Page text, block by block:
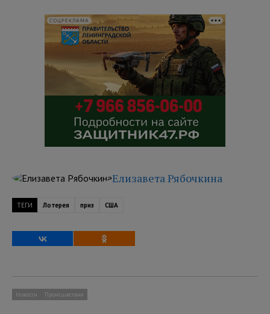
СОЦРЕКЛАМА
Елизавета Рябочкина
ТЕГИ Лотерея приз США
Новости Происшествия